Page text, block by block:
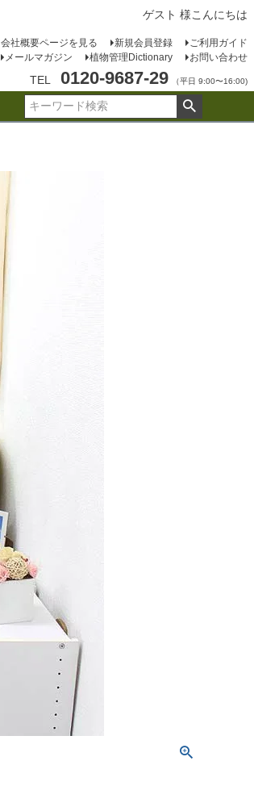
ゲスト 様こんにちは
会社概要ページを見る 新規会員登録
ご利用ガイド
メールマガジン
植物管理Dictionary お問い合わせ
TEL 0120-9687-29 （平日 9:00〜16:00)